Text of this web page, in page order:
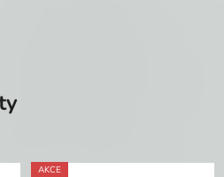
AKCE